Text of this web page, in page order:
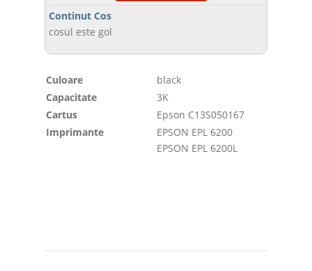
Continut Cos
cosul este gol
Culoare
black
Capacitate
3K
Cartus
Epson C13S050167
Imprimante
EPSON EPL 6200
EPSON EPL 6200L